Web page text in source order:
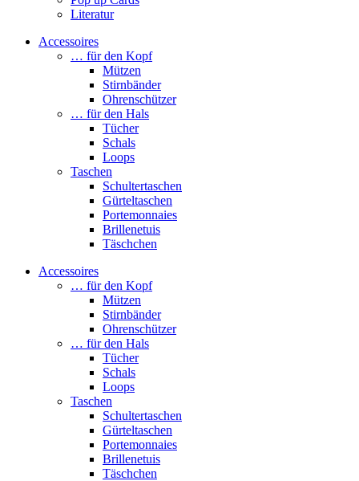
Literatur
Accessoires
… für den Kopf
Mützen
Stirnbänder
Ohrenschützer
… für den Hals
Tücher
Schals
Loops
Taschen
Schultertaschen
Gürteltaschen
Portemonnaies
Brillenetuis
Täschchen
Accessoires
… für den Kopf
Mützen
Stirnbänder
Ohrenschützer
… für den Hals
Tücher
Schals
Loops
Taschen
Schultertaschen
Gürteltaschen
Portemonnaies
Brillenetuis
Täschchen